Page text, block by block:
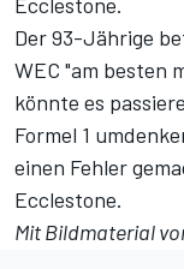
Der 93-Jährige
WEC "am besten
könnte es
Formel 1
einen Fehler
Ecclestone.
Mit Bildmaterial